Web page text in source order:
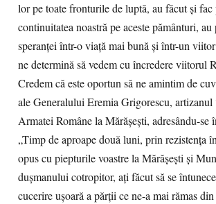
lor pe toate fronturile de luptă, au făcut și
continuitatea noastră pe aceste pământuri,
speranței într-o viață mai bună și într-un
ne determină să vedem cu încredere viitorul
Credem că este oportun să ne amintim de
ale Generalului Eremia Grigorescu,
Armatei Române la Mărășești, adresându-se
„Timp de aproape două luni, prin rezistența
opus cu piepturile voastre la Mărășești și
dușmanului cotropitor, ați făcut să se
cucerire ușoară a părții ce ne-a mai rămas